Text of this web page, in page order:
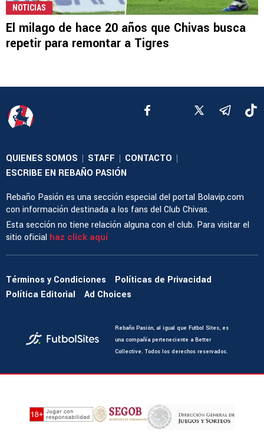
NOTICIAS
El milago de hace 20 años que Chivas busca
repetir para remontar a Tigres
QUIENES SOMOS | STAFF | CONTACTO |
ESCRIBE EN REBAÑO PASIÓN
Rebaño Pasión es una sección especial del portal Bolavip.com
con información destinada a los fans del Club Chivas.
Esta sección no tiene relación alguna con el club. Para visitar el
sitio oficial haz click aquí
Términos y Condiciones
Políticas de Privacidad
Política Editorial
Ad Choices
Rebaño Pasión, al igual que Futbol Sites, es
una compañía perteneciente a Better
Collective. Todos los derechos reservados.